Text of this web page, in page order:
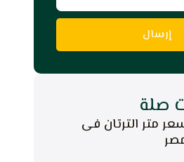
إرسال
صلة
متر الترتان فى